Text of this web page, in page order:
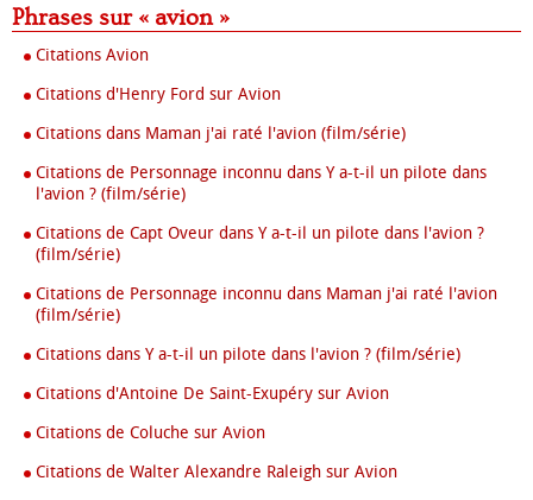
Phrases sur « avion »
Citations Avion
Citations d'Henry Ford sur Avion
Citations dans Maman j'ai raté l'avion (film/série)
Citations de Personnage inconnu dans Y a-t-il un pilote dans
l'avion ? (film/série)
Citations de Capt Oveur dans Y a-t-il un pilote dans l'avion ?
(film/série)
Citations de Personnage inconnu dans Maman j'ai raté l'avion
(film/série)
Citations dans Y a-t-il un pilote dans l'avion ? (film/série)
Citations d'Antoine De Saint-Exupéry sur Avion
Citations de Coluche sur Avion
Citations de Walter Alexandre Raleigh sur Avion